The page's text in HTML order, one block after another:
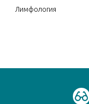
Лимфология